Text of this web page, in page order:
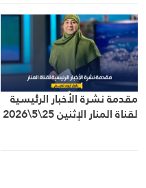
مقدمة نشرة الأخبار الرئيسية
لقناة المنار الإثنين 25\5\2026